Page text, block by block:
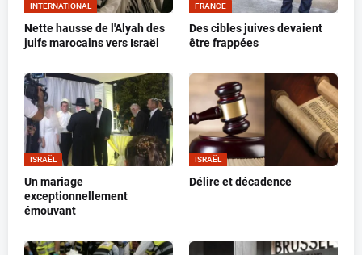
INTERNATIONAL
Nette hausse de l'Alyah des
juifs marocains vers Israël
FRANCE
Des cibles juives devaient
être frappées
ISRAËL
Un mariage
exceptionnellement
émouvant
ISRAËL
Délire et décadence